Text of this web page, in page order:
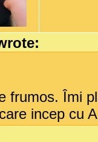
frumos. Îmi
incep cu A